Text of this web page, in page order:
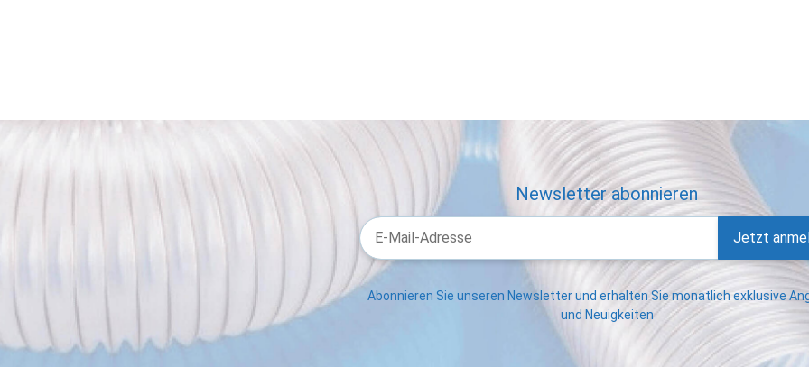
Newsletter abonnieren
Jetzt
Abonnieren Sie unseren Newsletter und erhalten Sie monatlich exklusive
und Neuigkeiten